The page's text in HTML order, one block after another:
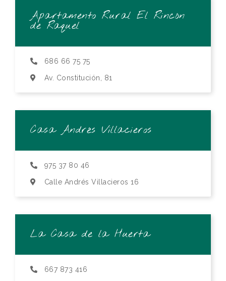
Apartamento Rural El Rincón
de Raquel
686 66 75 75
Av. Constitución, 81
Casa Andrés Villacieros
975 37 80 46
Calle Andrés Villacieros 16
La Casa de la Huerta
667 873 416